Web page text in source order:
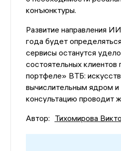
конъюнктуры.
Развитие направления
года будет
сервисы останутся
состоятельных
портфеле» ВТБ:
вычислительным ядром
консультацию проводит
Автор: Тихомирова